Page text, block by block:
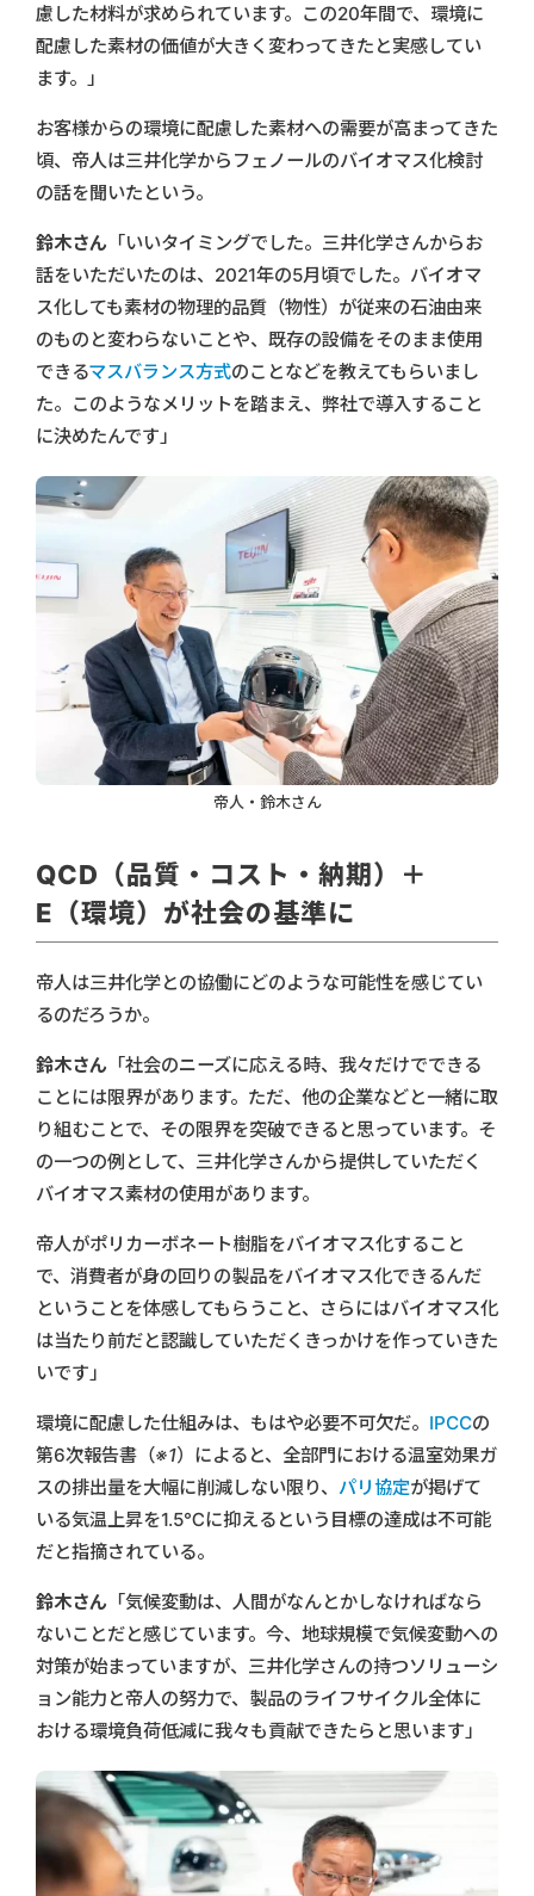
慮した材料が求められています。この20年間で、環境に
配慮した素材の価値が大きく変わってきたと実感してい
ます。」
お客様からの環境に配慮した素材への需要が高まってきた
頃、帝人は三井化学からフェノールのバイオマス化検討
の話を聞いたという。
鈴木さん 「いいタイミングでした。三井化学さんからお
話をいただいたのは、2021年の5月頃でした。バイオマ
ス化しても素材の物理的品質（物性）が従来の石油由来
のものと変わらないことや、既存の設備をそのまま使用
できるマスバランス方式のことなどを教えてもらいまし
た。このようなメリットを踏まえ、弊社で導入すること
に決めたんです」
帝人・鈴木さん
QCD（品質・コスト・納期）＋
E（環境）が社会の基準に
帝人は三井化学との協働にどのような可能性を感じてい
るのだろうか。
鈴木さん 「社会のニーズに応える時、我々だけでできる
ことには限界があります。ただ、他の企業などと一緒に取
り組むことで、その限界を突破できると思っています。そ
の一つの例として、三井化学さんから提供していただく
バイオマス素材の使用があります。
帝人がポリカーボネート樹脂をバイオマス化すること
で、消費者が身の回りの製品をバイオマス化できるんだ
ということを体感してもらうこと、さらにはバイオマス化
は当たり前だと認識していただくきっかけを作っていきた
いです」
環境に配慮した仕組みは、もはや必要不可欠だ。 IPCCの
第6次報告書 （※1） によると、全部門における温室効果ガ
スの排出量を大幅に削減しない限り、 パリ協定が掲げて
いる気温上昇を1.5℃に抑えるという目標の達成は不可能
だと指摘されている。
鈴木さん 「気候変動は、人間がなんとかしなければなら
ないことだと感じています。今、地球規模で気候変動への
対策が始まっていますが、三井化学さんの持つソリューシ
ョン能力と帝人の努力で、製品のライフサイクル全体に
おける環境負荷低減に我々も貢献できたらと思います」